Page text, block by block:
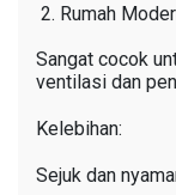
Rumah
Sangat cocok
ventilasi dan
Kelebihan:
Sejuk dan